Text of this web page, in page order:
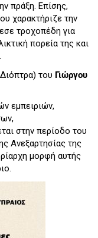
πράξη. Επίσης,
χαρακτήριζε την
τροχοπέδη για
πορεία της και
του Γιώργου
εμπειριών,
στην περίοδο του
Ανεξαρτησίας της
μορφή αυτής